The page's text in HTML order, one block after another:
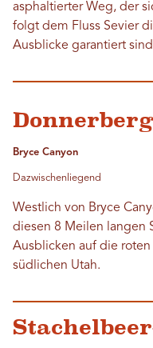
asphaltierter Weg, der
folgt dem Fluss Sevier
Ausblicke garantiert
Donnerberg
Bryce Canyon
Dazwischenliegend
Westlich von Bryce
diesen 8 Meilen langen
Ausblicken auf die
südlichen Utah.